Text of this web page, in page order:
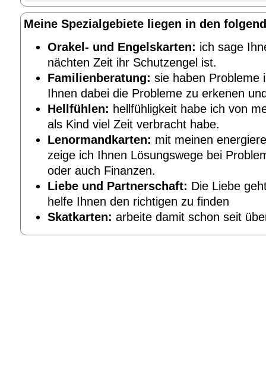
Meine Spezialgebiete liegen in den
Orakel- und Engelskarten: ich sage
nächten Zeit ihr Schutzengel ist.
Familienberatung: sie haben Probleme
Ihnen dabei die Probleme zu erkenen
Hellfühlen: hellfühligkeit habe ich von
als Kind viel Zeit verbracht habe.
Lenormandkarten: mit meinen
zeige ich Ihnen Lösungswege bei
oder auch Finanzen.
Liebe und Partnerschaft: Die Liebe
helfe Ihnen den richtigen zu finden
Skatkarten: arbeite damit schon seit